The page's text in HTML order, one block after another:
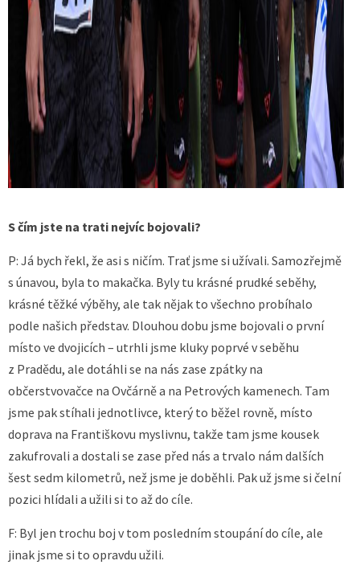
S čím jste na trati nejvíc bojovali?
P: Já bych řekl, že asi s ničím. Trať jsme si užívali. Samozřejmě
s únavou, byla to makačka. Byly tu krásné prudké seběhy,
krásné těžké výběhy, ale tak nějak to všechno probíhalo
podle našich představ. Dlouhou dobu jsme bojovali o první
místo ve dvojicích – utrhli jsme kluky poprvé v seběhu
z Pradědu, ale dotáhli se na nás zase zpátky na
občerstvovačce na Ovčárně a na Petrových kamenech. Tam
jsme pak stíhali jednotlivce, který to běžel rovně, místo
doprava na Františkovu myslivnu, takže tam jsme kousek
zakufrovali a dostali se zase před nás a trvalo nám dalších
šest sedm kilometrů, než jsme je doběhli. Pak už jsme si čelní
pozici hlídali a užili si to až do cíle.
F: Byl jen trochu boj v tom posledním stoupání do cíle, ale
jinak jsme si to opravdu užili.